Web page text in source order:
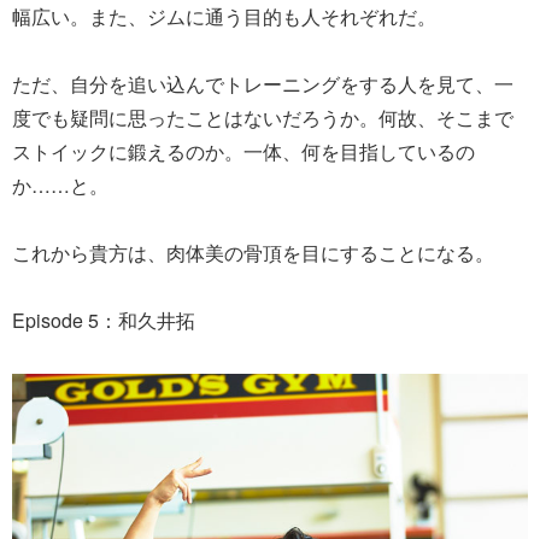
幅広い。また、ジムに通う目的も人それぞれだ。
ただ、自分を追い込んでトレーニングをする人を見て、一
度でも疑問に思ったことはないだろうか。何故、そこまで
ストイックに鍛えるのか。一体、何を目指しているの
か……と。
これから貴方は、肉体美の骨頂を目にすることになる。
Episode 5：和久井拓